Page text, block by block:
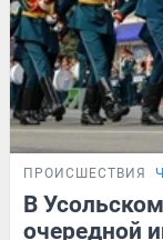
ПРОИСШЕСТВИЯ
В
очередной